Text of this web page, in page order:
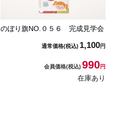
のぼり旗NO.０５６ 完成見学会
通常価格(税込) 1,100円
会員価格(税込) 990円
在庫あり